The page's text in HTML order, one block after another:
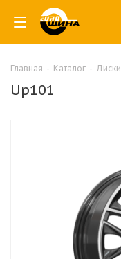
Главная - Каталог - Диски
Up101